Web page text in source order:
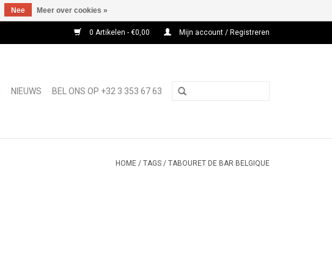
0 Artikelen - €0,00 Mijn account / Registreren
NIEUWS BEL ONS OP +32 3 353 67 63
HOME / TAGS / TABOURET DE BAR BELGIQUE
Nee Meer over cookies »